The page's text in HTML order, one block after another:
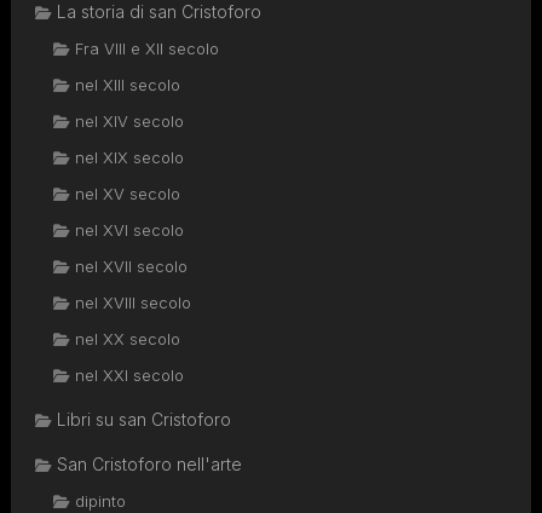
La storia di san Cristoforo
Fra VIII e XII secolo
nel XIII secolo
nel XIV secolo
nel XIX secolo
nel XV secolo
nel XVI secolo
nel XVII secolo
nel XVIII secolo
nel XX secolo
nel XXI secolo
Libri su san Cristoforo
San Cristoforo nell'arte
dipinto